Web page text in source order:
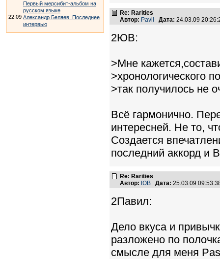
Первый мерсибит-альбом на
русском языке
22.09 Александр Беляев. Последнее
интервью
Re: Rarities
Автор: Pavil Дата: 24.03.09
2ЮВ:
>Мне
>хронологического
>так получилось не
Всё гармонично.
интересней. Не то,
Создается
последний аккорд и
Re: Rarities
Автор: ЮВ Дата: 25.03.09
2Павил:
Дело вкуса и
разложено по
смысле для меня